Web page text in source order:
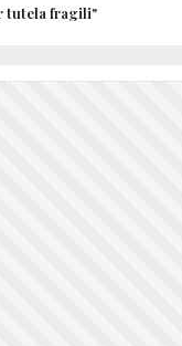
tutela fragili"